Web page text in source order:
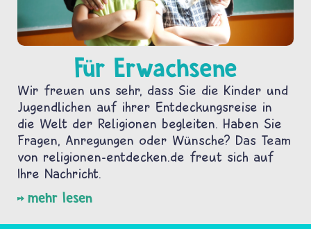
Für Erwachsene
Wir freuen uns sehr, dass Sie die Kinder und
Jugendlichen auf ihrer Entdeckungsreise in
die Welt der Religionen begleiten. Haben Sie
Fragen, Anregungen oder Wünsche? Das Team
von religionen-entdecken.de freut sich auf
Ihre Nachricht.
mehr lesen